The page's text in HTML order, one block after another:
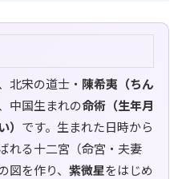
北宋の道士・ 陳希夷（ちん
中国生まれの命術（生年月
です。生まれた日時から
れる十二宮（命宮・夫妻
を作り、 紫微星をはじめ